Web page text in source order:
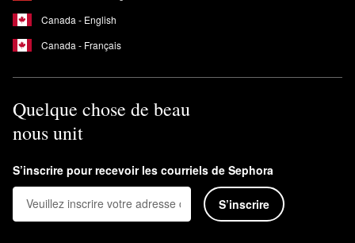
Canada - English
Canada - Français
Quelque chose de beau
nous unit
S’inscrire pour recevoir les courriels de Sephora
S’inscrire